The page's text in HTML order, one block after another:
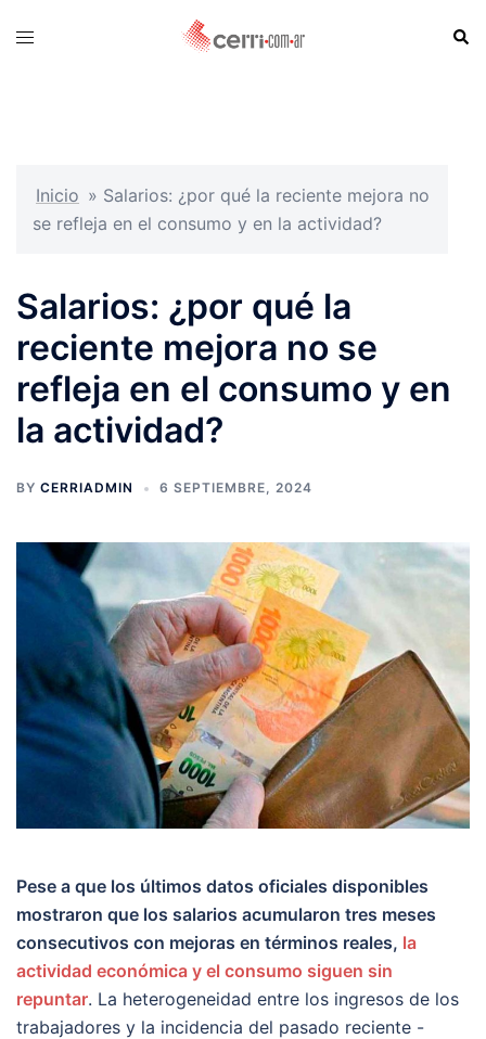
Toggle
Inicio » Salarios: ¿por qué la reciente mejora no
se refleja en el consumo y en la actividad?
Salarios: ¿por qué la
reciente mejora no se
refleja en el consumo y en
la actividad?
BY CERRIADMIN 6 SEPTIEMBRE, 2024
Pese a que los últimos datos oficiales disponibles
mostraron que los salarios acumularon tres meses
consecutivos con mejoras en términos reales, la
actividad económica y el consumo siguen sin
repuntar. La heterogeneidad entre los ingresos de los
trabajadores y la incidencia del pasado reciente -